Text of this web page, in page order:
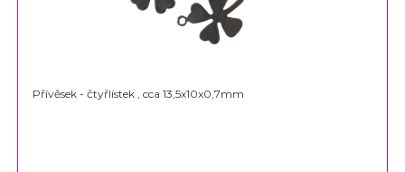
Přívěsek - čtyřlístek , cca 13,5x10x0,7mm